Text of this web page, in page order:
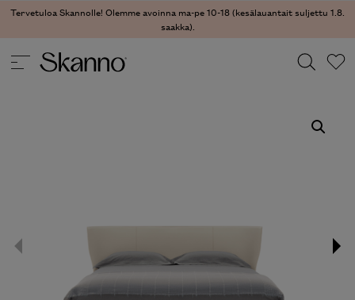
Tervetuloa Skannolle! Olemme avoinna ma-pe 10-18 (kesälauantait suljettu 1.8.
saakka).